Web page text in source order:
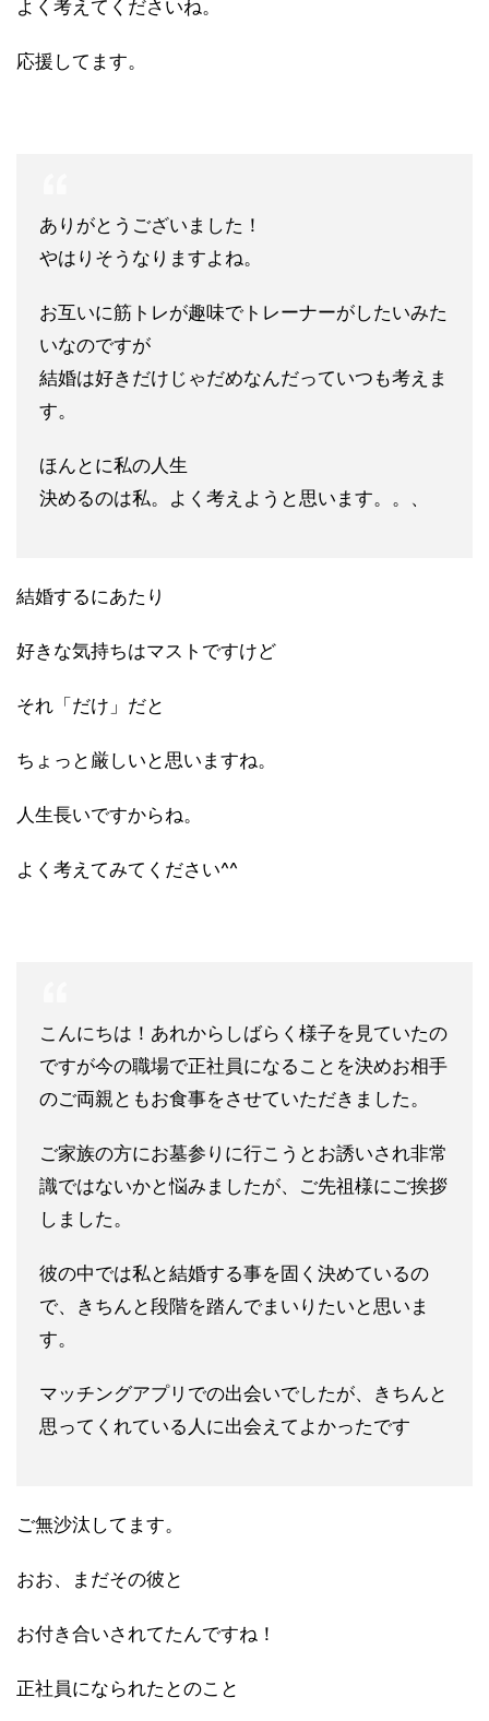
よく考えてくださいね。
応援してます。
ありがとうございました！
やはりそうなりますよね。
お互いに筋トレが趣味でトレーナーがしたいみた
いなのですが
結婚は好きだけじゃだめなんだっていつも考えま
す。
ほんとに私の人生
決めるのは私。よく考えようと思います。。、
結婚するにあたり
好きな気持ちはマストですけど
それ「だけ」だと
ちょっと厳しいと思いますね。
人生長いですからね。
よく考えてみてください^^
こんにちは！あれからしばらく様子を見ていたの
ですが今の職場で正社員になることを決めお相手
のご両親ともお食事をさせていただきました。
ご家族の方にお墓参りに行こうとお誘いされ非常
識ではないかと悩みましたが、ご先祖様にご挨拶
しました。
彼の中では私と結婚する事を固く決めているの
で、きちんと段階を踏んでまいりたいと思いま
す。
マッチングアプリでの出会いでしたが、きちんと
思ってくれている人に出会えてよかったです
ご無沙汰してます。
おお、まだその彼と
お付き合いされてたんですね！
正社員になられたとのこと